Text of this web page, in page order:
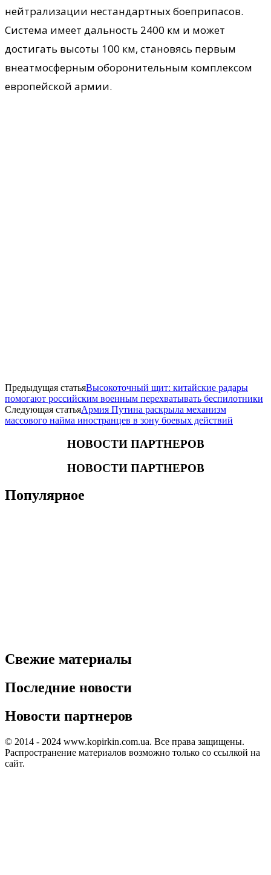
нейтрализации нестандартных боеприпасов.
Система имеет дальность 2400 км и может
достигать высоты 100 км, становясь первым
внеатмосферным оборонительным комплексом
европейской армии.
Предыдущая статьяВысокоточный щит: китайские радары
помогают российским военным перехватывать беспилотники
Следующая статьяАрмия Путина раскрыла механизм
массового найма иностранцев в зону боевых действий
НОВОСТИ ПАРТНЕРОВ
НОВОСТИ ПАРТНЕРОВ
Популярное
Свежие материалы
Последние новости
Новости партнеров
© 2014 - 2024 www.kopirkin.com.ua. Все права защищены.
Распространение материалов возможно только со ссылкой на
сайт.